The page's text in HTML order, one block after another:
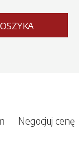
Negocjuj cenę